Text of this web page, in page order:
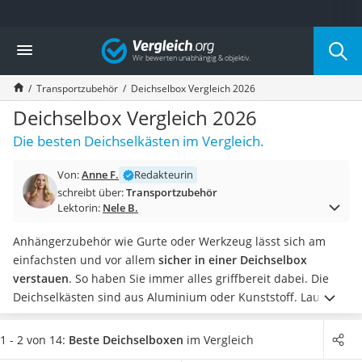
Die beliebtesten Vergleiche nach Kategorie
Auto & Motor
Fahrradträger-Anhängerkupplung (4 Fahrräder)
Fahrradträger
Fahrradträger (Anhängerkupplung)
Fahrradträger 3 Fahrräder
Benzinkanister (20 l)
Fahrradträger E-Bike
Benzinkanister
Wagenheber 3t
AGM-Batterie Wohnmobil
Thule-Fahrradträger
FM-Transmitter
Sommerreifen 205/55 R16
Autobatterie-Ladegerät
Vergleich
Transportzubehör Deichselbox Vergleich 2026
Deichselbox Vergleich 2026
Die besten Deichselkästen im Vergleich.
Von:Anne F.
Redakteurin
schreibt über:Transportzubehör
Lektorin: Nele B.
Anhängerzubehör wie Gurte oder Werkzeug lässt sich am
einfachsten und vor allem sicher in einer Deichselbox
verstauen. So haben Sie immer alles griffbereit dabei. Die
Deichselkästen sind aus Aluminium oder Kunststoff. Laut
Deichselbox-Tests im Netz sind die meisten Modelle
absperrbar und spritzwassergeschützt. Die Kästen können
1 - 2 von 14: Beste Deichselboxen im Vergleich